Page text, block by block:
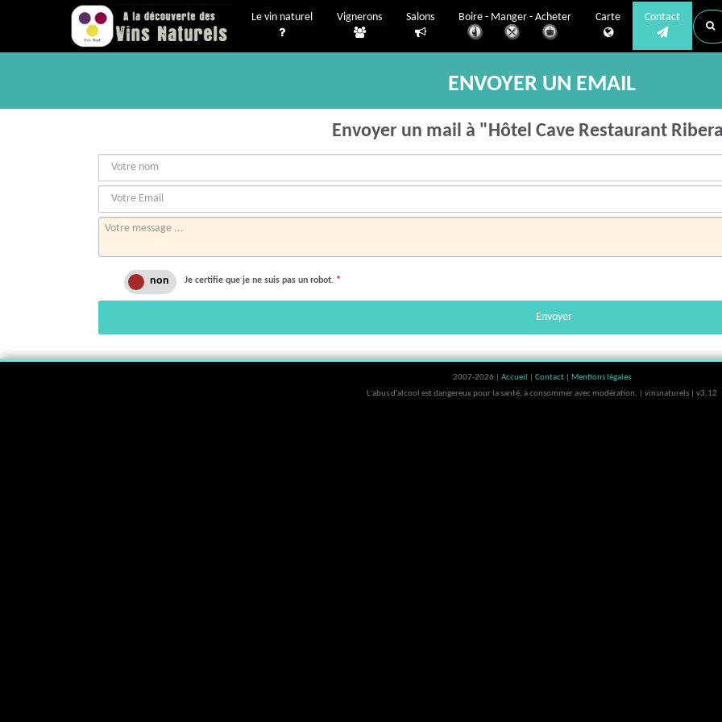
Le vin naturel Vignerons Salons Boire - Manger - Acheter Carte Contact
ENVOYER UN EMAIL
Envoyer un mail à "Hôtel Cave Restaurant
Je certifie que je ne suis pas un robot. *
Envoyer
2007-2026 | Accueil Contact
Mentions légales
L'abus d'alcool est dangereux pour la santé, à consommer avec modération. | vinsnaturels | v3.12